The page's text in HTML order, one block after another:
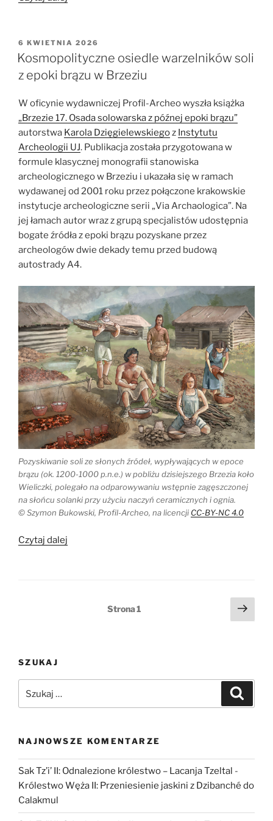
dalekiej
przeszłości,
czyli
najnowszych
odkryciach
z
północno-
wschodniej
Polski”
OPUBLIKOWANE
W
6 KWIETNIA 2026
Kosmopolityczne osiedle warzelników soli
z epoki brązu w Brzeziu
W oficynie wydawniczej Profil-Archeo wyszła książka
„Brzezie 17. Osada solowarska z późnej epoki brązu”
autorstwa Karola Dzięgielewskiegoz Instytutu
Archeologii UJ. Publikacja została przygotowana w
formule klasycznej monografii stanowiska
archeologicznego w Brzeziu i ukazała się w ramach
wydawanej od 2001 roku przez połączone krakowskie
instytucje archeologiczne serii „Via Archaologica”. Na
jej łamach autor wraz z grupą specjalistów udostępnia
bogate źródła z epoki brązu pozyskane przez
archeologów dwie dekady temu przed budową
autostrady A4.
Pozyskiwanie soli ze słonych źródeł, wypływających w epoce
brązu (ok. 1200-1000 p.n.e.) w pobliżu dzisiejszego Brzezia koło
Wieliczki, polegało na odparowywaniu wstępnie zagęszczonej
na słońcu solanki przy użyciu naczyń ceramicznych i ognia.
© Szymon Bukowski, Profil-Archeo, na licencji CC-BY-NC 4.0
Czytaj dalej
Strona1
SZUKAJ
NAJNOWSZE KOMENTARZE
Sak Tz’i’ II: Odnalezione królestwo – Lacanja Tzeltal -
Królestwo Węża II: Przeniesienie jaskini z Dzibanché do
Calakmul